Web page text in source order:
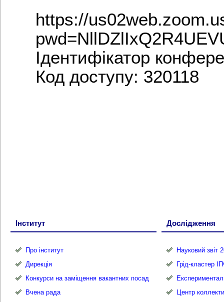
https://
Ідентифікатор
Код доступу: 320118
Інститут
Про інститут
Дирекція
Конкурси на заміщення вакантних посад
Вчена рада
Дослідження
Науковий звіт
Грід-кластер
Центр